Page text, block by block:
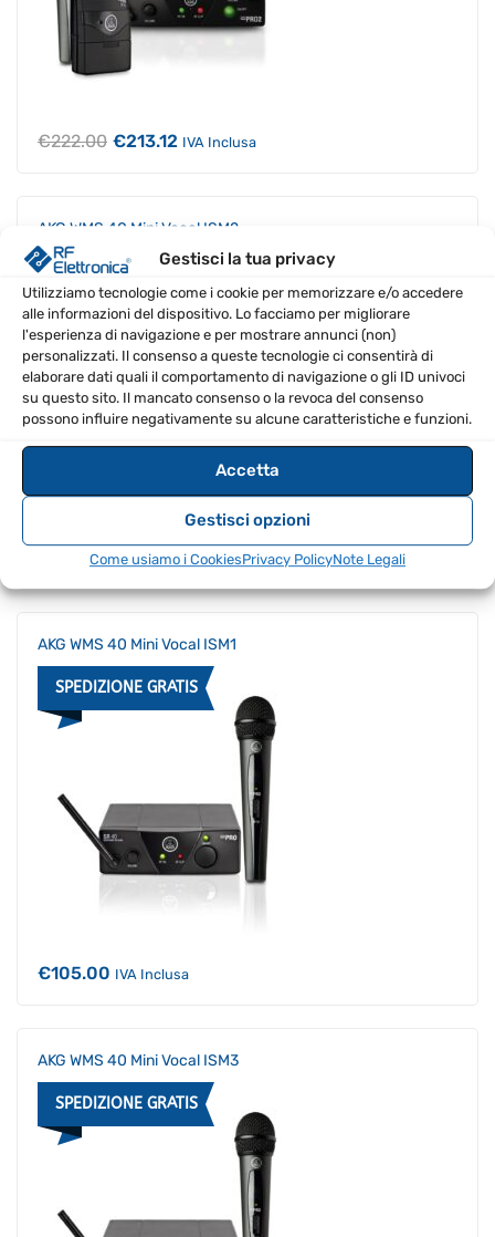
Gestisci la tua privacy
Utilizziamo tecnologie come i cookie per memorizzare e/o accedere
alle informazioni del dispositivo. Lo facciamo per migliorare
l'esperienza di navigazione e per mostrare annunci (non)
personalizzati. Il consenso a queste tecnologie ci consentirà di
elaborare dati quali il comportamento di navigazione o gli ID univoci
su questo sito. Il mancato consenso o la revoca del consenso
possono influire negativamente su alcune caratteristiche e funzioni.
Accetta
Gestisci opzioni
Come usiamo i CookiesPrivacy PolicyNote Legali
€222.00 Il
€213.12IlIVA Inclusa
AKG WMS 40 Mini Vocal ISM2
SPEDIZIONE GRATIS
106.00 IVA Inclusa
AKG WMS 40 Mini Vocal ISM1
SPEDIZIONE GRATIS
€105.00 IVA Inclusa
AKG WMS 40 Mini Vocal ISM3
SPEDIZIONE GRATIS